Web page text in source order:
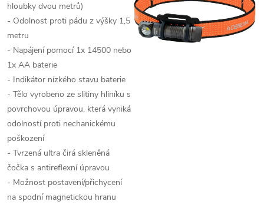
hloubky dvou metrů)
- Odolnost proti pádu z výšky 1,5
metru
- Napájení pomocí 1x 14500 nebo
1x AA baterie
- Indikátor nízkého stavu baterie
- Tělo vyrobeno ze slitiny hliníku s
povrchovou úpravou, která vyniká
odolností proti nechanickému
poškození
- Tvrzená ultra čirá skleněná
čočka s antireflexní úpravou
- Možnost postavení/přichycení
na spodní magnetickou hranu